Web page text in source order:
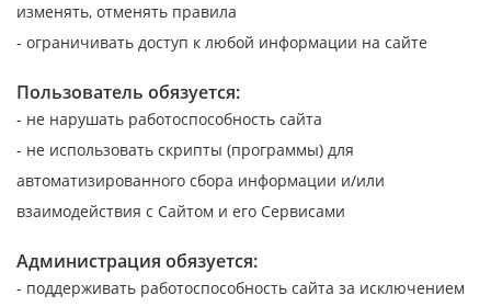
изменять, отменять правила
- ограничивать доступ к любой информации на сайте
Пользователь обязуется:
- не нарушать работоспособность сайта
- не использовать скрипты (программы) для
автоматизированного сбора информации и/или
взаимодействия с Сайтом и его Сервисами
Администрация обязуется:
- поддерживать работоспособность сайта за исключением